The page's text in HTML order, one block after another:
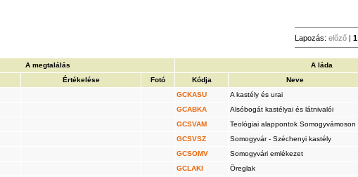
Lapozás: előző | 1
A megtalálás A láda
Értékelése Fotó Kódja Neve
GCKASU A kastély és urai
GCABKA Alsóbogát kastélyai és látnivalói
GCSVAM Teológiai alappontok Somogyvámoson
GCSVSZ Somogyvár - Széchenyi kastély
GCSOMV Somogyvári emlékezet
GCLAKI Öreglak